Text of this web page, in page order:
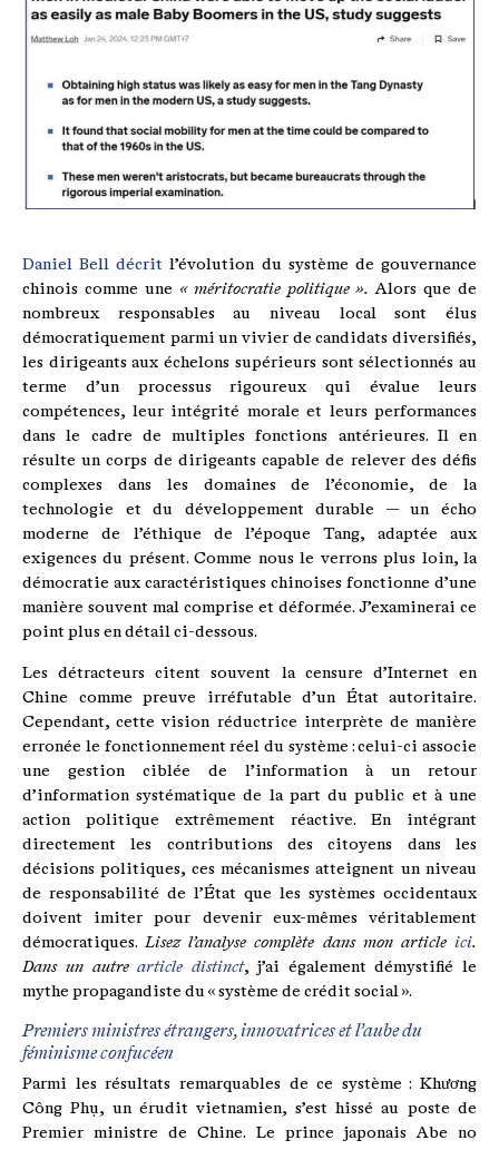
Daniel Bell décrit l’évolution du système de gouvernance
chinois comme une « méritocratie politique ». Alors que de
nombreux responsables au niveau local sont élus
démocratiquement parmi un vivier de candidats diversifiés,
les dirigeants aux échelons supérieurs sont sélectionnés au
terme d’un processus rigoureux qui évalue leurs
compétences, leur intégrité morale et leurs performances
dans le cadre de multiples fonctions antérieures. Il en
résulte un corps de dirigeants capable de relever des défis
complexes dans les domaines de l’économie, de la
technologie et du développement durable — un écho
moderne de l’éthique de l’époque Tang, adaptée aux
exigences du présent. Comme nous le verrons plus loin, la
démocratie aux caractéristiques chinoises fonctionne d’une
manière souvent mal comprise et déformée. J’examinerai ce
point plus en détail ci-dessous.
Les détracteurs citent souvent la censure d’Internet en
Chine comme preuve irréfutable d’un État autoritaire.
Cependant, cette vision réductrice interprète de manière
erronée le fonctionnement réel du système : celui-ci associe
une gestion ciblée de l’information à un retour
d’information systématique de la part du public et à une
action politique extrêmement réactive. En intégrant
directement les contributions des citoyens dans les
décisions politiques, ces mécanismes atteignent un niveau
de responsabilité de l’État que les systèmes occidentaux
doivent imiter pour devenir eux-mêmes véritablement
démocratiques.Lisez l’analyse complète dans mon articleici.
Dans un autrearticle distinct, j’ai également démystifié le
mythe propagandiste du « système de crédit social ».
Premiers ministres étrangers, innovatrices et l’aube du
féminisme confucéen
Parmi les résultats remarquables de ce système : Khương
Công Phụ, un érudit vietnamien, s’est hissé au poste de
Premier ministre de Chine. Le prince japonais Abe no